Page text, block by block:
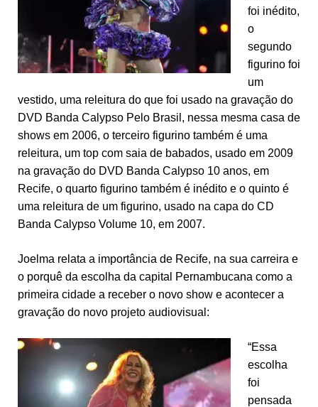
foi inédito,
o
segundo
figurino foi
um
vestido, uma releitura do que foi usado na gravação do
DVD Banda Calypso Pelo Brasil, nessa mesma casa de
shows em 2006, o terceiro figurino também é uma
releitura, um top com saia de babados, usado em 2009
na gravação do DVD Banda Calypso 10 anos, em
Recife, o quarto figurino também é inédito e o quinto é
uma releitura de um figurino, usado na capa do CD
Banda Calypso Volume 10, em 2007.
Joelma relata a importância de Recife, na sua carreira e
o porquê da escolha da capital Pernambucana como a
primeira cidade a receber o novo show e acontecer a
gravação do novo projeto audiovisual:
“Essa
escolha
foi
pensada